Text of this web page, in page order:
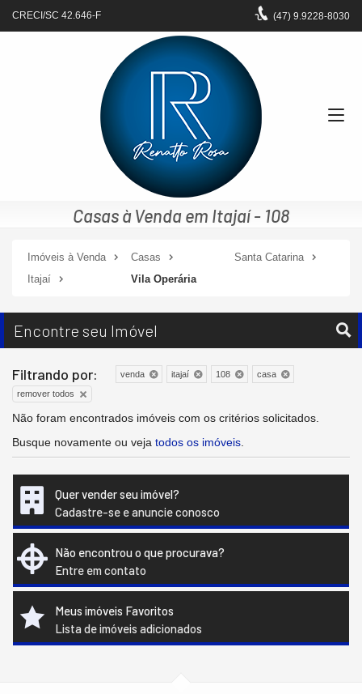
CRECI/SC 42.646-F (47) 9.9228-8030
Casas à Venda em Itajaí - 108
Imóveis à Venda Casas
Santa Catarina
Itajaí
Vila Operária
Encontre seu Imóvel
Filtrando por: venda itajaí 108
casa
remover todos
Não foram encontrados imóveis com os critérios solicitados.
Busque novamente ou veja todos os imóveis
Quer vender seu imóvel?
Cadastre-se e anuncie conosco
Não encontrou o que procurava?
Entre em contato
Meus imóveis Favoritos
Lista de imóveis adicionados